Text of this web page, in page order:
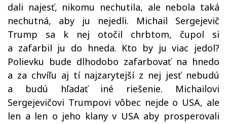
dali najesť, nikomu nechutila, ale nebola taká
nechutná, aby ju nejedli. Michail Sergejevič
Trump sa k nej otočil chrbtom, čupol si
a zafarbil ju do hneda. Kto by ju viac jedol?
Polievku bude dlhodobo zafarbovať na hnedo
a za chvíľu aj tí najzarytejší z nej jesť nebudú
a budú hľadať iné riešenie. Michailovi
Sergejevičovi Trumpovi vôbec nejde o USA, ale
len a len o jeho klany v USA aby prosperovali